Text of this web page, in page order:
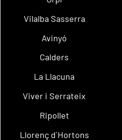
Vilalba Sasserra
Avinyó
Calders
La Llacuna
Viver i Serrateix
Ripollet
Llorenç d´Hortons